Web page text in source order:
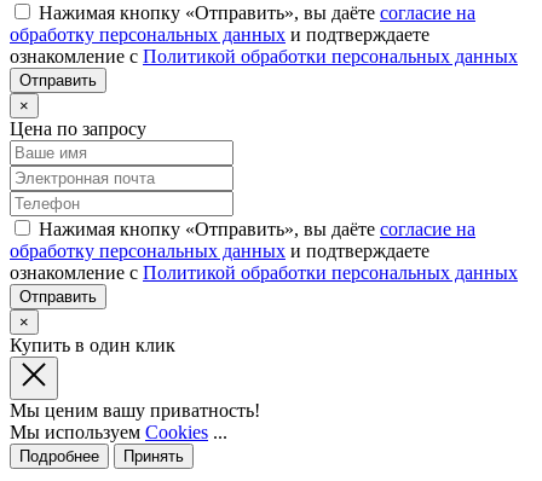
Нажимая кнопку «Отправить», вы даёте согласие на
обработку персональных данных и подтверждаете
ознакомление с Политикой обработки персональных данных
×
Цена по запросу
Нажимая кнопку «Отправить», вы даёте согласие на
обработку персональных данных и подтверждаете
ознакомление с Политикой обработки персональных данных
×
Купить в один клик
Мы ценим вашу приватность!
Мы используем Cookies ...
Подробнее Принять